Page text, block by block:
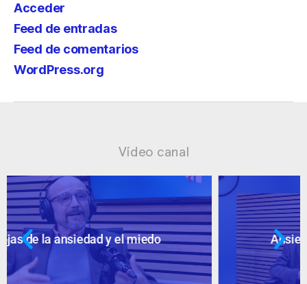
Acceder
Feed de entradas
Feed de comentarios
WordPress.org
Vídeo canal
Ansiedad: supuestos cuestionables